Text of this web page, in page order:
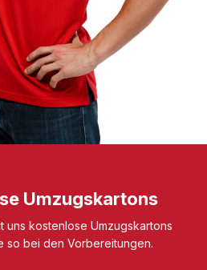
Umzugskartons
uns kostenlose Umzugskartons
so bei den Vorbereitungen.